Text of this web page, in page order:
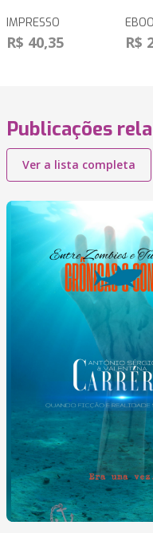
IMPRESSO
R$ 40,35 R$
Publicações
Ver a lista completa